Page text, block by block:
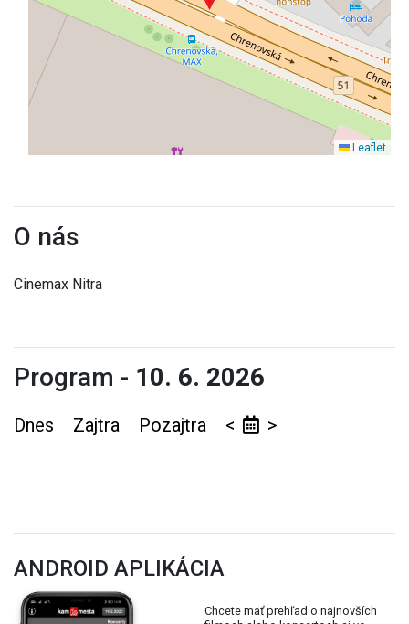
Leaflet
O nás
Cinemax Nitra
Program - 10. 6. 2026
Dnes Zajtra Pozajtra < >
ANDROID APLIKÁCIA
Chcete mať prehľad o najnovších